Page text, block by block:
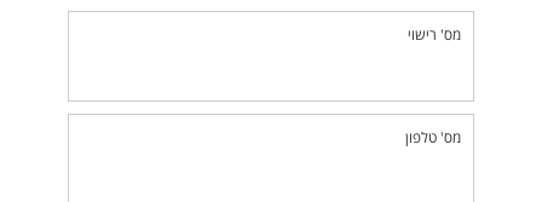
מס' רישוי
מס' טלפון